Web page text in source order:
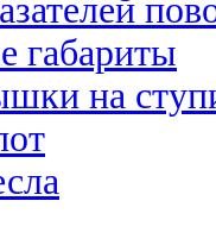
габариты
на